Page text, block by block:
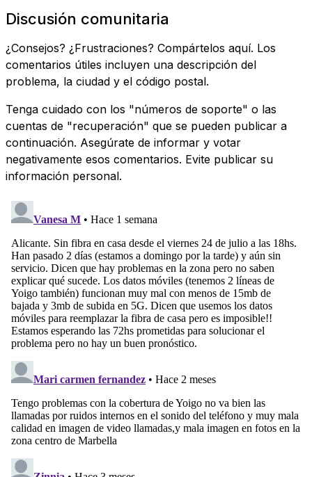
Discusión comunitaria
¿Consejos? ¿Frustraciones? Compártelos aquí. Los
comentarios útiles incluyen una descripción del
problema, la ciudad y el código postal.
Tenga cuidado con los "números de soporte" o las
cuentas de "recuperación" que se pueden publicar a
continuación. Asegúrate de informar y votar
negativamente esos comentarios. Evite publicar su
información personal.